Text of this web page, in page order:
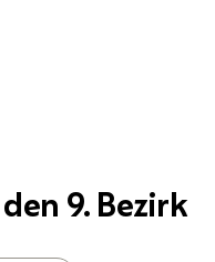
9. Bezirk